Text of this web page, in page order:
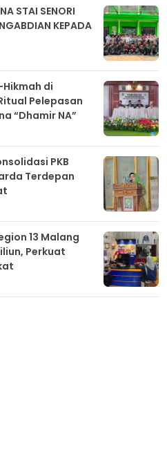
STAI SENORI
KEPADA
di
Pelepasan
“Dhamir NA”
PKB
Terdepan
13 Malang
Perkuat